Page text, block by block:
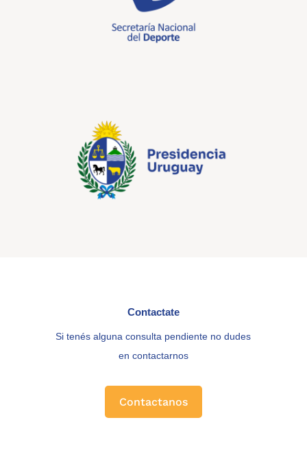
Contactate
Si tenés alguna consulta pendiente no dudes
en contactarnos
Contactanos